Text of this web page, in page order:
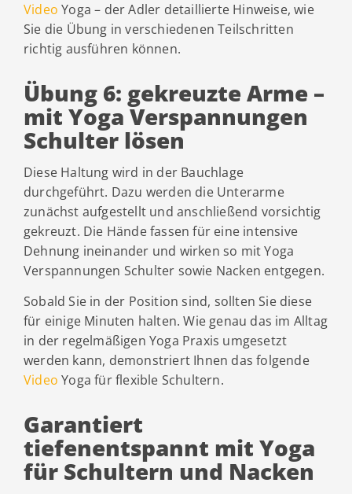
Video Yoga – der Adler detaillierte Hinweise, wie
Sie die Übung in verschiedenen Teilschritten
richtig ausführen können.
Übung 6: gekreuzte Arme –
mit Yoga Verspannungen
Schulter lösen
Diese Haltung wird in der Bauchlage
durchgeführt. Dazu werden die Unterarme
zunächst aufgestellt und anschließend vorsichtig
gekreuzt. Die Hände fassen für eine intensive
Dehnung ineinander und wirken so mit Yoga
Verspannungen Schulter sowie Nacken entgegen.
Sobald Sie in der Position sind, sollten Sie diese
für einige Minuten halten. Wie genau das im Alltag
in der regelmäßigen Yoga Praxis umgesetzt
werden kann, demonstriert Ihnen das folgende
Video Yoga für flexible Schultern.
Garantiert
tiefenentspannt mit Yoga
für Schultern und Nacken